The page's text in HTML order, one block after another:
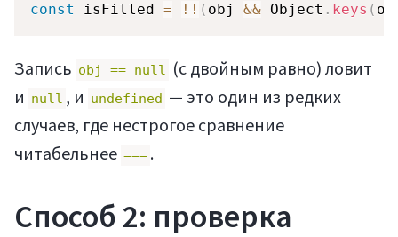
const
isFilled = ! ! ( obj && Object . keys (
Запись obj == null (с двойным равно) ловит
и null , и undefined — это один из редких
случаев, где нестрогое сравнение
читабельнее === .
Способ 2: проверка